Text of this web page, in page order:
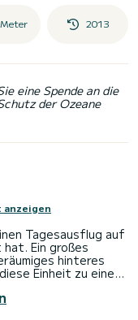
2013
eine Spende an die
der Ozeane
Tagesausflug auf
Ein großes
hinteres
Einheit zu einem
Cap d'Antibes, die